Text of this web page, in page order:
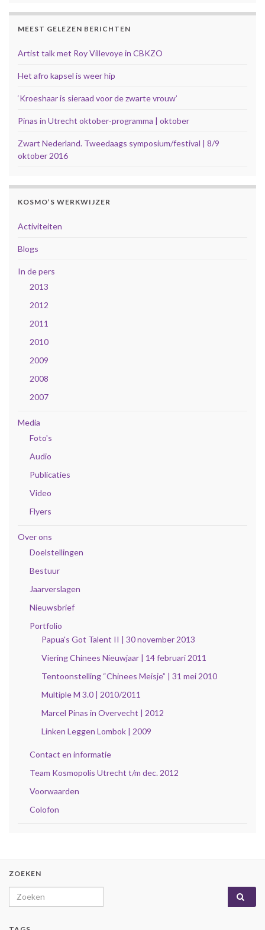
MEEST GELEZEN BERICHTEN
Artist talk met Roy Villevoye in CBKZO
Het afro kapsel is weer hip
‘Kroeshaar is sieraad voor de zwarte vrouw’
Pinas in Utrecht oktober-programma | oktober
Zwart Nederland. Tweedaags symposium/festival | 8/9
oktober 2016
KOSMO’S WERKWIJZER
Activiteiten
Blogs
In de pers
2013
2012
2011
2010
2009
2008
2007
Media
Foto's
Audio
Publicaties
Video
Flyers
Over ons
Doelstellingen
Bestuur
Jaarverslagen
Nieuwsbrief
Portfolio
Papua's Got Talent II | 30 november 2013
Viering Chinees Nieuwjaar | 14 februari 2011
Tentoonstelling “Chinees Meisje” | 31 mei 2010
Multiple M 3.0 | 2010/2011
Marcel Pinas in Overvecht | 2012
Linken Leggen Lombok | 2009
Contact en informatie
Team Kosmopolis Utrecht t/m dec. 2012
Voorwaarden
Colofon
ZOEKEN
Search for: